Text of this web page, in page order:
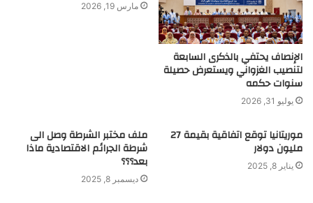
الإنصاف يحتفي بالذكرى السابعة
لتنصيب الغزواني ويستعرض حصيلة
سنوات حكمه
يوليو 31, 2026
مارس 19, 2026
موريتانيا توقع اتفاقية بقيمة 27
مليون دولار
يناير 8, 2025
ملف مختبر الشرطة وصل الى
شرطة الجرائم الاقتصادية ماذا
بعد؟؟؟
ديسمبر 8, 2025